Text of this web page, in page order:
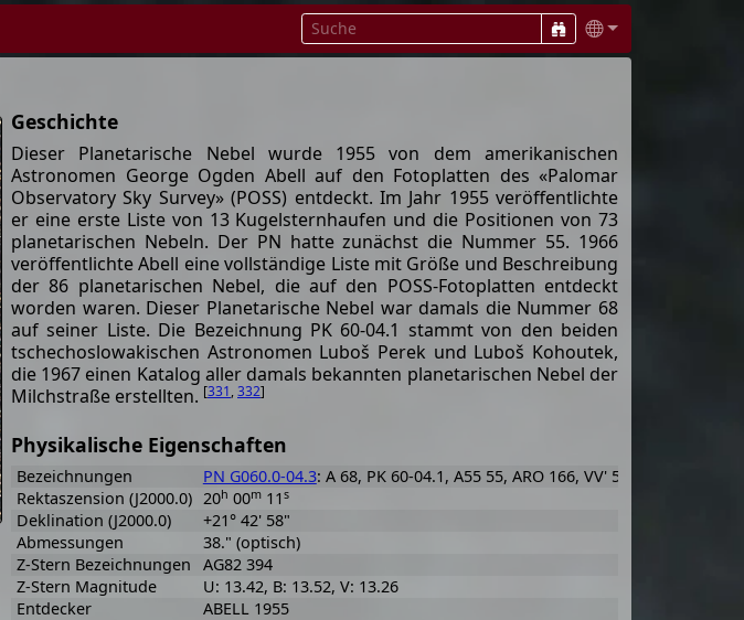
Geschichte
Dieser Planetarische Nebel wurde 1955 von dem amerikanischen
Astronomen George Ogden Abell auf den Fotoplatten des «Palomar
Observatory Sky Survey» (POSS) entdeckt. Im Jahr 1955 veröffentlichte
er eine erste Liste von 13 Kugelsternhaufen und die Positionen von 73
planetarischen Nebeln. Der PN hatte zunächst die Nummer 55. 1966
veröffentlichte Abell eine vollständige Liste mit Größe und Beschreibung
der 86 planetarischen Nebel, die auf den POSS-Fotoplatten entdeckt
worden waren. Dieser Planetarische Nebel war damals die Nummer 68
auf seiner Liste. Die Bezeichnung PK 60-04.1 stammt von den beiden
tschechoslowakischen Astronomen Luboš Perek und Luboš Kohoutek,
die 1967 einen Katalog aller damals bekannten planetarischen Nebel der
Milchstraße erstellten. [331,332]
Physikalische Eigenschaften
Bezeichnungen PN G060.0-04.3: A 68, PK 60-04.1, A55 55, ARO 166, VV' 522
Rektaszension (J2000.0) 20h 00m11 s
Deklination (J2000.0)
+21° 42' 58"
Abmessungen
38." (optisch)
Z-Stern Bezeichnungen
AG82 394
Z-Stern Magnitude
U: 13.42, B: 13.52, V: 13.26
Entdecker
ABELL 1955